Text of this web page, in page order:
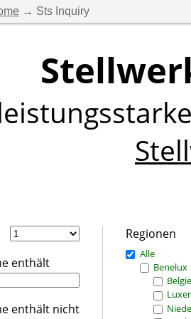
→ Sts Inquiry
enthält
enthält nicht
Regionen
Alle
Benelux